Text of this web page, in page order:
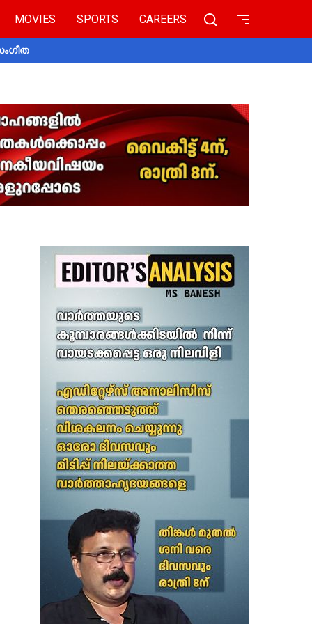
MOVIES SPORTS CAREERS